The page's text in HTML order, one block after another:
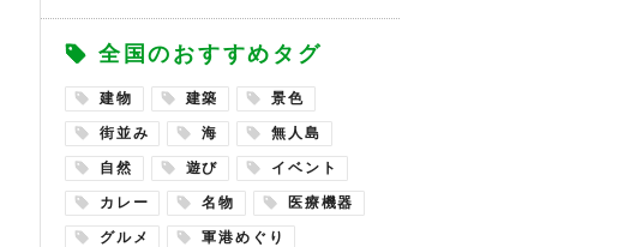
全国のおすすめタグ
建物 建築 景色
街並み 海 無人島
自然 遊び イベント
カレー 名物 医療機器
グルメ 軍港めぐり